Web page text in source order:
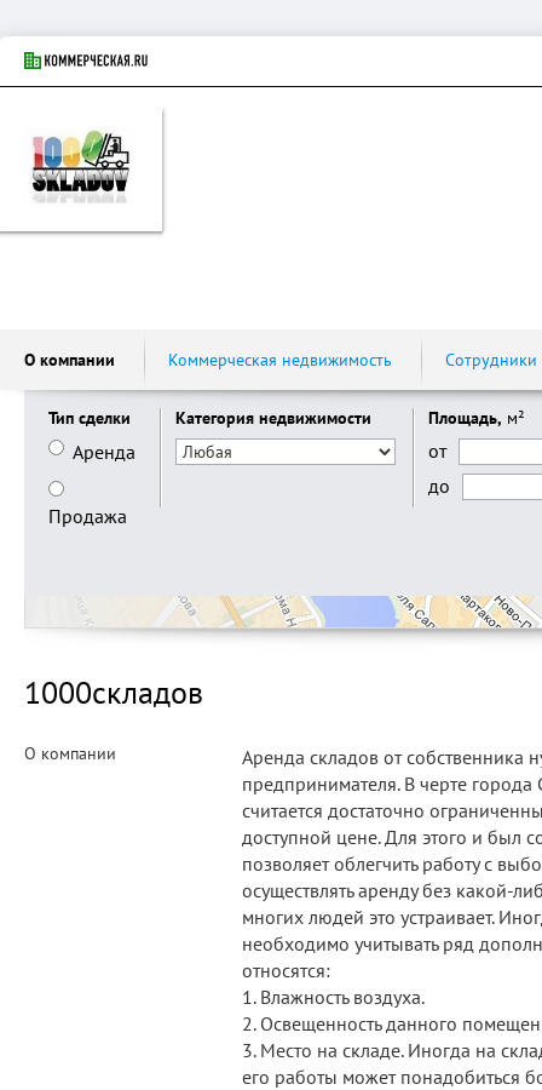
О компании Коммерческая недвижимость Сотрудники
Тип сделки
Аренда
Продажа
Категория недвижимости Площадь, м²
от
до
1000складов
О компании
Аренда складов от собственника
предпринимателя. В черте
считается достаточно
доступной цене. Для этого и был
позволяет облегчить работу с
осуществлять аренду без какой-
многих людей это устраивает.
необходимо учитывать ряд
относятся:
1. Влажность воздуха.
2. Освещенность данного
3. Место на складе. Иногда на
его работы может понадобиться